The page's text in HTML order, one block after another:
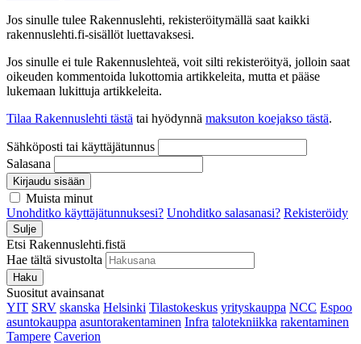
Jos sinulle tulee Rakennuslehti, rekisteröitymällä saat kaikki
rakennuslehti.fi-sisällöt luettavaksesi.
Jos sinulle ei tule Rakennuslehteä, voit silti rekisteröityä, jolloin saat
oikeuden kommentoida lukottomia artikkeleita, mutta et pääse
lukemaan lukittuja artikkeleita.
Tilaa Rakennuslehti tästä tai hyödynnä maksuton koejakso tästä.
Sähköposti tai käyttäjätunnus
Salasana
Kirjaudu sisään
Muista minut
Unohditko käyttäjätunnuksesi? Unohditko salasanasi? Rekisteröidy
Sulje
Etsi Rakennuslehti.fistä
Hae tältä sivustolta
Haku
Suositut avainsanat
YIT SRV skanska Helsinki Tilastokeskus yrityskauppa NCC Espoo
asuntokauppa asuntorakentaminen Infra talotekniikka rakentaminen
Tampere Caverion